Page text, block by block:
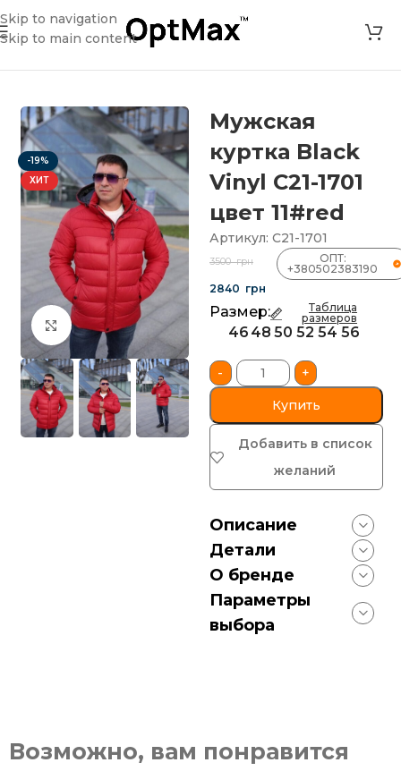
Skip to navigation
Skip to main content
Мужская куртка Black Vinyl С21-1701 цвет 11#red
-19%
ХИТ
Нажмите, чтобы увеличить
Мужская
куртка Black
Vinyl С21-1701
цвет 11#red
Артикул: С21-1701
3500грн
2840 грн
ОПТ:
+380502383190
Размер:
Таблица
размеров
46 48 50 52 54 56
-
+
Купить
Добавить в список
желаний
Описание
Детали
О бренде
Параметры
выбора
Возможно, вам понравится